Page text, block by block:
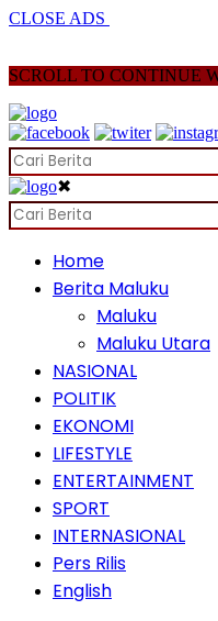
CLOSE ADS
SCROLL TO CONTINUE
✖
Home
Berita Maluku
Maluku
Maluku Utara
NASIONAL
POLITIK
EKONOMI
LIFESTYLE
ENTERTAINMENT
SPORT
INTERNASIONAL
Pers Rilis
English